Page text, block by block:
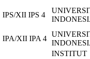
IPS/XII IPS 4
IPA/XII IPA 4
INSTITUT